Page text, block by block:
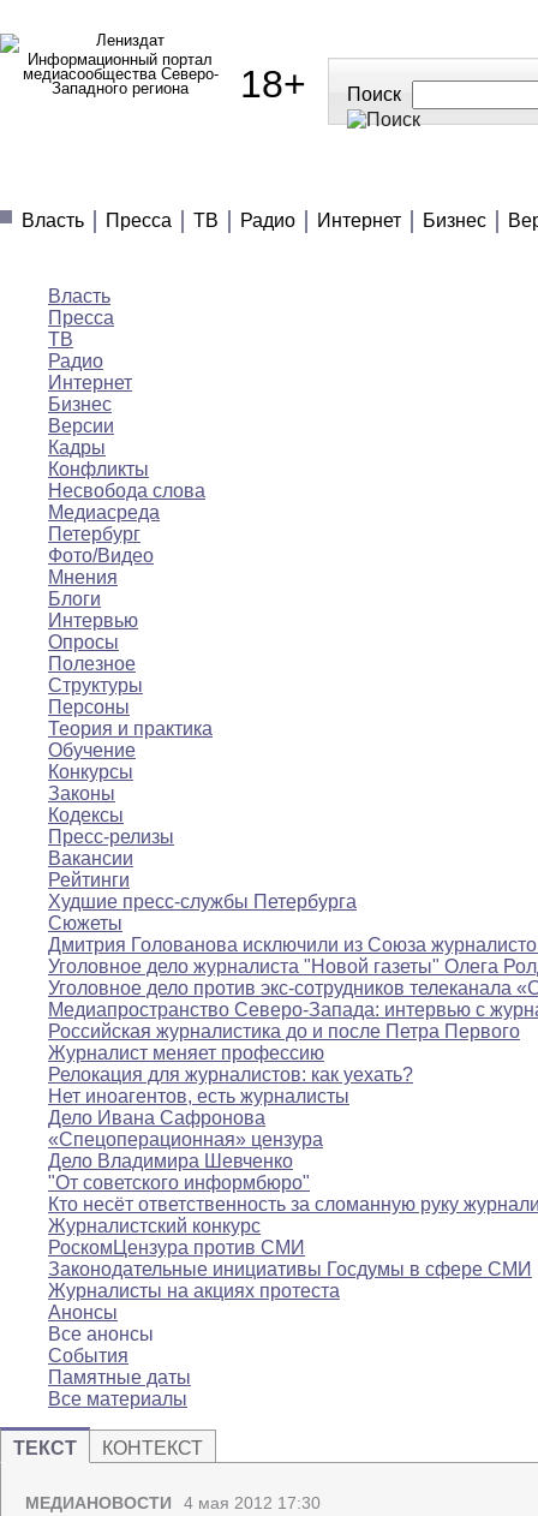
Информационный портал
медиасообщества Северо-
Западного региона
18+ Поиск
Власть
Пресса ТВ Радио Интернет Бизнес
Власть
Пресса
ТВ
Радио
Интернет
Бизнес
Версии
Кадры
Конфликты
Несвобода слова
Медиасреда
Петербург
Фото/Видео
Мнения
Блоги
Интервью
Опросы
Полезное
Структуры
Персоны
Теория и практика
Обучение
Конкурсы
Законы
Кодексы
Пресс-релизы
Вакансии
Рейтинги
Худшие пресс-службы Петербурга
Сюжеты
Дмитрия Голованова исключили из Союза
Уголовное дело журналиста "Новой газеты" Олега
Уголовное дело против экс-сотрудников телеканала
Медиапространство Северо-Запада: интервью с
Российская журналистика до и после Петра Первого
Журналист меняет профессию
Релокация для журналистов: как уехать?
Нет иноагентов, есть журналисты
Дело Ивана Сафронова
«Спецоперационная» цензура
Дело Владимира Шевченко
"От советского информбюро"
Кто несёт ответственность за сломанную руку
Журналистский конкурс
РоскомЦензура против СМИ
Законодательные инициативы Госдумы в сфере СМИ
Журналисты на акциях протеста
Анонсы
Все анонсы
События
Памятные даты
Все материалы
ТЕКСТ КОНТЕКСТ
МЕДИАНОВОСТИ 4 мая 2012 17:30